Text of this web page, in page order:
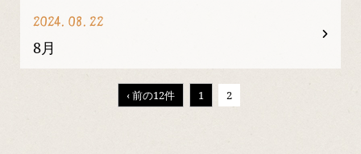
2024.08.22
8月
‹ 前の12件 1 2